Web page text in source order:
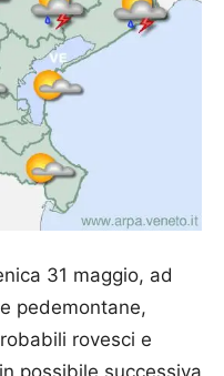
31 maggio, ad
pedemontane,
rovesci e
possibile successiva